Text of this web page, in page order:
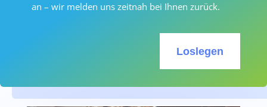
an – wir melden uns zeitnah bei Ihnen zurück.
Loslegen